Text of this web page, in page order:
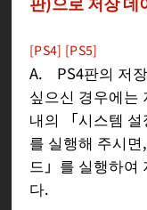
[PS4] [PS5]
A. PS4판의 저
싶으신 경우에는
내의 「시스템 설
를 실행해 주시
드」를 실행하여
다.